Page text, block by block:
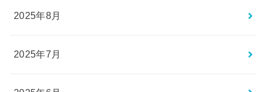
2025年8月
2025年7月